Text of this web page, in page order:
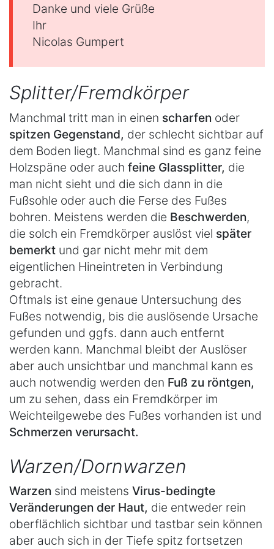
Danke und viele Grüße
Ihr
Nicolas Gumpert
Splitter/Fremdkörper
Manchmal tritt man in einen scharfen oder
spitzen Gegenstand, der schlecht sichtbar auf
dem Boden liegt. Manchmal sind es ganz feine
Holzspäne oder auch feine Glassplitter, die
man nicht sieht und die sich dann in die
Fußsohle oder auch die Ferse des Fußes
bohren. Meistens werden die Beschwerden,
die solch ein Fremdkörper auslöst viel später
bemerkt und gar nicht mehr mit dem
eigentlichen Hineintreten in Verbindung
gebracht.
Oftmals ist eine genaue Untersuchung des
Fußes notwendig, bis die auslösende Ursache
gefunden und ggfs. dann auch entfernt
werden kann. Manchmal bleibt der Auslöser
aber auch unsichtbar und manchmal kann es
auch notwendig werden den Fuß zu röntgen,
um zu sehen, dass ein Fremdkörper im
Weichteilgewebe des Fußes vorhanden ist und
Schmerzen verursacht.
Warzen/Dornwarzen
Warzen sind meistens Virus-bedingte
Veränderungen der Haut, die entweder rein
oberflächlich sichtbar und tastbar sein können
aber auch sich in der Tiefe spitz fortsetzen